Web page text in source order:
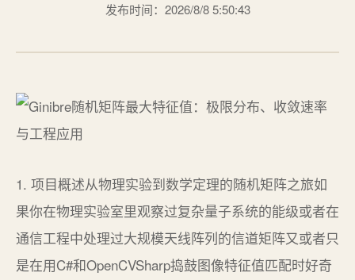
发布时间：2026/8/8 5:50:43
1. 项目概述从物理实验到数学定理的随机矩阵之旅如
果你在物理实验室里观察过复杂量子系统的能级或者在
通信工程中处理过大规模天线阵列的信道矩阵又或者只
是在用C#和OpenCVSharp捣鼓图像特征值匹配时好奇